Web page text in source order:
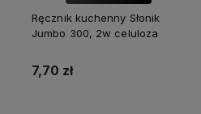
💎 WYBÓR KLIENTÓW
Ręcznik kuchenny Słonik
Jumbo 300, 2w celuloza
7,70 zł